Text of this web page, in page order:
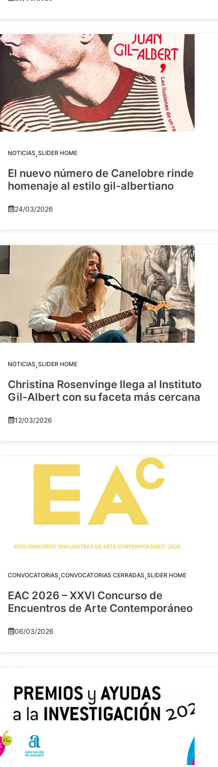
NOTICIAS,SLIDER HOME
El nuevo número de Canelobre rinde
homenaje al estilo gil-albertiano
24/03/2026
NOTICIAS,SLIDER HOME
Christina Rosenvinge llega al Instituto
Gil-Albert con su faceta más cercana
12/03/2026
CONVOCATORIAS,CONVOCATORIAS CERRADAS,SLIDER HOME
EAC 2026 – XXVI Concurso de
Encuentros de Arte Contemporáneo
06/03/2026